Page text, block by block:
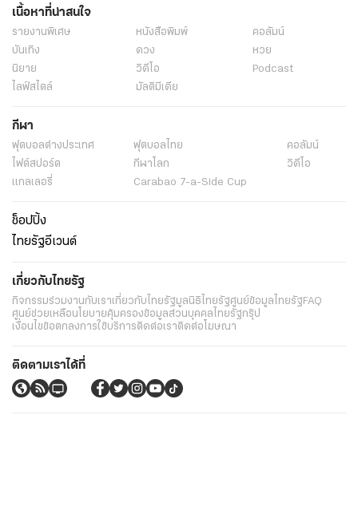
เนื้อหาที่น่าสนใจ
รายงานพิเศษ หนังสือพิมพ์
คอลัมน์
บันเทิง
ดวง
หวย
นิยาย
วิดีโอ
Podcast
ไลฟ์สไตล์
มัลติมีเดีย
กีฬา
ฟุตบอลต่่างประเทศ ฟุตบอลไทย
คอลัมน์
ไฟต์สปอร์ต
กีฬาโลก
วิดีโอ
แกลเลอรี่
Carabao 7-a-Side Cup
ช็อปปิ้ง
ไทยรัฐอีเวนต์
เกี่ยวกับไทยรัฐ
กิจกรรมร่วมงานกับเราเกี่ยวกับไทยรัฐมูลนิธิไทยรัฐศูนย์ข้อมูลไทยรัฐFAQ
ศูนย์ช่วยเหลือนโยบายคุ้มครองข้อมูลส่วนบุคคลไทยรัฐกรุ๊ป
เงื่อนไขข้อตกลงการใช้บริการติดต่อเราติดต่อโฆษณา
ติดตามเราได้ที่